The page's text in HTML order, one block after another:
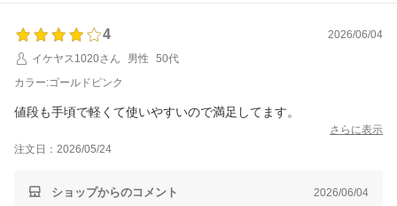
4
2026/06/04
イケヤス1020さん
男性
50代
カラー:ゴールドピンク
値段も手頃で軽くて使いやすいので満足してます。
さらに表示
注文日：2026/05/24
ショップからのコメント 2026/06/04